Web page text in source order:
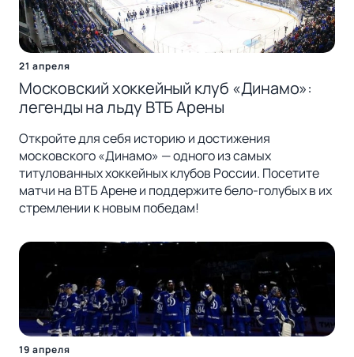
21 апреля
Московский хоккейный клуб «Динамо»:
легенды на льду ВТБ Арены
Откройте для себя историю и достижения
московского «Динамо» — одного из самых
титулованных хоккейных клубов России. Посетите
матчи на ВТБ Арене и поддержите бело-голубых в их
стремлении к новым победам!
19 апреля